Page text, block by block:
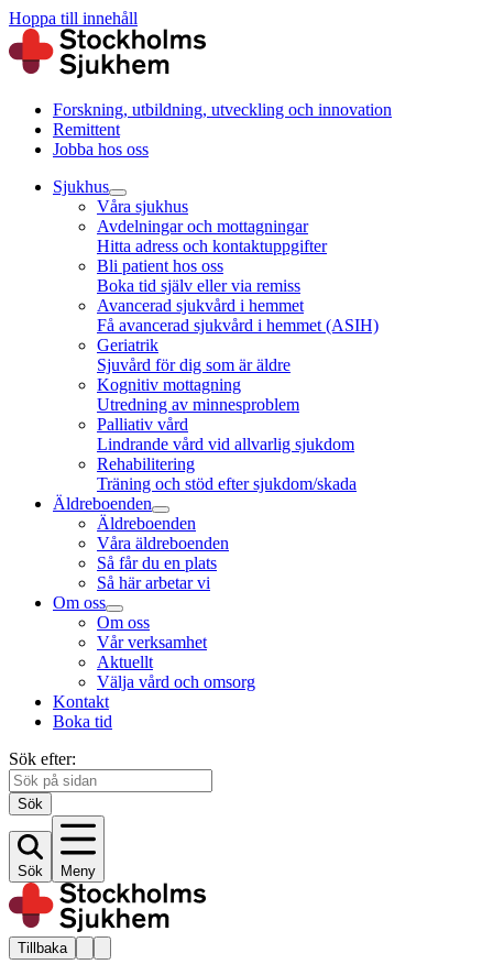
Hoppa till innehåll
Forskning, utbildning, utveckling och innovation
Remittent
Jobba hos oss
Sjukhus
Våra sjukhus
Avdelningar och mottagningar
Hitta adress och kontaktuppgifter
Bli patient hos oss
Boka tid själv eller via remiss
Avancerad sjukvård i hemmet
Få avancerad sjukvård i hemmet (ASIH)
Geriatrik
Sjuvård för dig som är äldre
Kognitiv mottagning
Utredning av minnesproblem
Palliativ vård
Lindrande vård vid allvarlig sjukdom
Rehabilitering
Träning och stöd efter sjukdom/skada
Äldreboenden
Äldreboenden
Våra äldreboenden
Så får du en plats
Så här arbetar vi
Om oss
Om oss
Vår verksamhet
Aktuellt
Välja vård och omsorg
Kontakt
Boka tid
Sök efter:
Sök
Sök Meny
Tillbaka